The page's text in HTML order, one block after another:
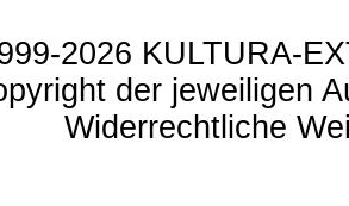
2026 KULTURA-
der jeweiligen
Widerrechtliche